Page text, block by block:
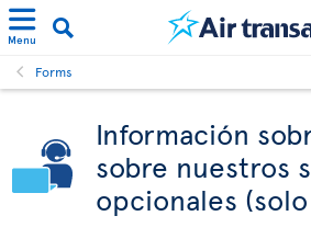
Menu
Forms
Información
sobre nuestros
opcionales